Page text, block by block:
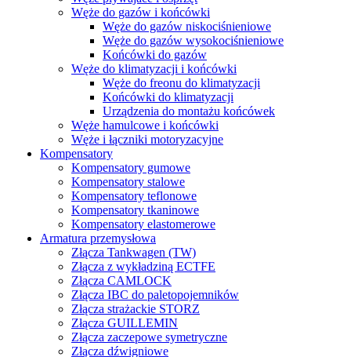
Węże do gazów i końcówki
Węże do gazów niskociśnieniowe
Węże do gazów wysokociśnieniowe
Końcówki do gazów
Węże do klimatyzacji i końcówki
Węże do freonu do klimatyzacji
Końcówki do klimatyzacji
Urządzenia do montażu końcówek
Węże hamulcowe i końcówki
Węże i łączniki motoryzacyjne
Kompensatory
Kompensatory gumowe
Kompensatory stalowe
Kompensatory teflonowe
Kompensatory tkaninowe
Kompensatory elastomerowe
Armatura przemysłowa
Złącza Tankwagen (TW)
Złącza z wykładziną ECTFE
Złącza CAMLOCK
Złącza IBC do paletopojemników
Złącza strażackie STORZ
Złącza GUILLEMIN
Złącza zaczepowe symetryczne
Złącza dźwigniowe